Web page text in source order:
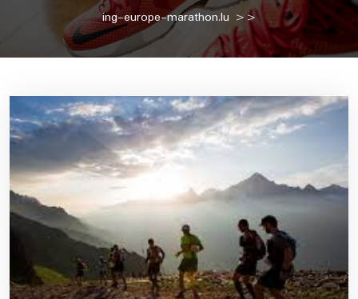
ing-europe-marathon.lu >>